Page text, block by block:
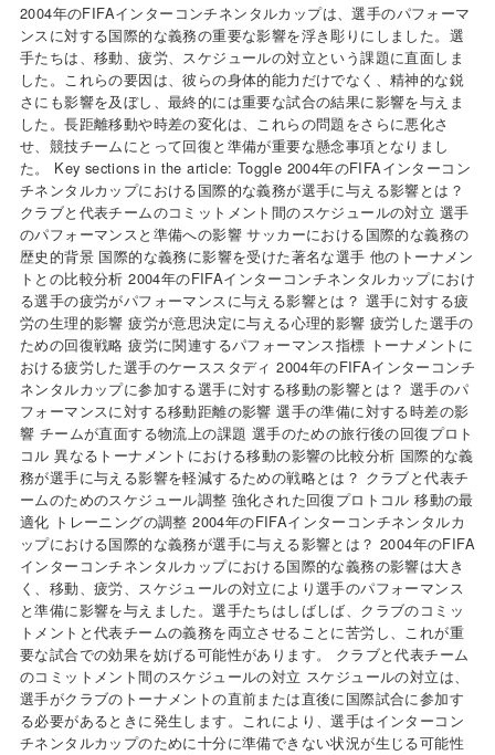
2004年のFIFAインターコンチネンタルカップは、選手のパフォーマ
ンスに対する国際的な義務の重要な影響を浮き彫りにしました。選
手たちは、移動、疲労、スケジュールの対立という課題に直面しま
した。これらの要因は、彼らの身体的能力だけでなく、精神的な鋭
さにも影響を及ぼし、最終的には重要な試合の結果に影響を与えま
した。長距離移動や時差の変化は、これらの問題をさらに悪化さ
せ、競技チームにとって回復と準備が重要な懸念事項となりまし
た。 Key sections in the article: Toggle 2004年のFIFAインターコン
チネンタルカップにおける国際的な義務が選手に与える影響とは？
クラブと代表チームのコミットメント間のスケジュールの対立 選手
のパフォーマンスと準備への影響 サッカーにおける国際的な義務の
歴史的背景 国際的な義務に影響を受けた著名な選手 他のトーナメン
トとの比較分析 2004年のFIFAインターコンチネンタルカップにおけ
る選手の疲労がパフォーマンスに与える影響とは？ 選手に対する疲
労の生理的影響 疲労が意思決定に与える心理的影響 疲労した選手の
ための回復戦略 疲労に関連するパフォーマンス指標 トーナメントに
おける疲労した選手のケーススタディ 2004年のFIFAインターコンチ
ネンタルカップに参加する選手に対する移動の影響とは？ 選手のパ
フォーマンスに対する移動距離の影響 選手の準備に対する時差の影
響 チームが直面する物流上の課題 選手のための旅行後の回復プロト
コル 異なるトーナメントにおける移動の影響の比較分析 国際的な義
務が選手に与える影響を軽減するための戦略とは？ クラブと代表チ
ームのためのスケジュール調整 強化された回復プロトコル 移動の最
適化 トレーニングの調整 2004年のFIFAインターコンチネンタルカ
ップにおける国際的な義務が選手に与える影響とは？ 2004年のFIFA
インターコンチネンタルカップにおける国際的な義務の影響は大き
く、移動、疲労、スケジュールの対立により選手のパフォーマンス
と準備に影響を与えました。選手たちはしばしば、クラブのコミッ
トメントと代表チームの義務を両立させることに苦労し、これが重
要な試合での効果を妨げる可能性があります。 クラブと代表チーム
のコミットメント間のスケジュールの対立 スケジュールの対立は、
選手がクラブのトーナメントの直前または直後に国際試合に参加す
る必要があるときに発生します。これにより、選手はインターコン
チネンタルカップのために十分に準備できない状況が生じる可能性